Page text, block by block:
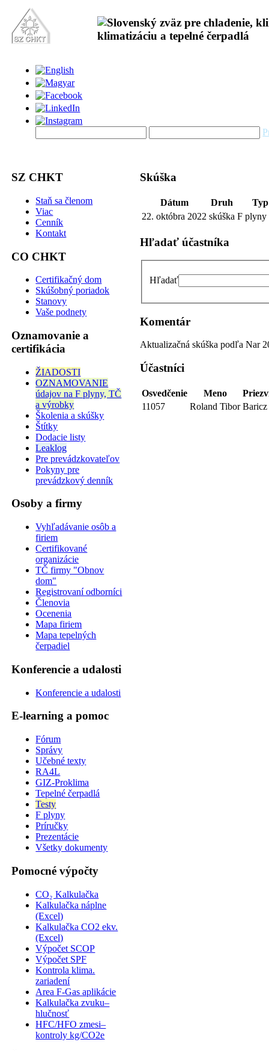
SZ CHKT
Staň sa členom
Viac
Cenník
Kontakt
CO CHKT
Certifikačný dom
Skúšobný poriadok
Stanovy
Vaše podnety
Oznamovanie a
certifikácia
ŽIADOSTI
OZNAMOVANIE
údajov na F plyny, TČ
a výrobky
Školenia a skúšky
Štítky
Dodacie listy
Leaklog
Pre prevádzkovateľov
Pokyny pre
prevádzkový denník
Osoby a firmy
Vyhľadávanie osôb a
firiem
Certifikované
organizácie
TČ firmy "Obnov
dom"
Registrovaní odborníci
Členovia
Ocenenia
Mapa firiem
Mapa tepelných
čerpadiel
Konferencie a udalosti
Konferencie a udalosti
E-learning a pomoc
Fórum
Správy
Učebné texty
RA4L
GIZ-Proklima
Tepelné čerpadlá
Testy
F plyny
Príručky
Prezentácie
Všetky dokumenty
Pomocné výpočty
CO₂ Kalkulačka
Kalkulačka náplne
(Excel)
Kalkulačka CO2 ekv.
(Excel)
Výpočet SCOP
Výpočet SPF
Kontrola klima.
zariadení
Area F-Gas aplikácie
Kalkulačka zvuku–
hlučnosť
HFC/HFO zmesi–
kontroly kg/CO2e
Skúška
Dátum Druh
Typ
22. októbra 2022 skúška F
Hľadať účastníka
Hľadať
Komentár
Aktualizačná skúška podľa Nar
Účastníci
Osvedčenie Meno
11057
Roland Tibor Baricz